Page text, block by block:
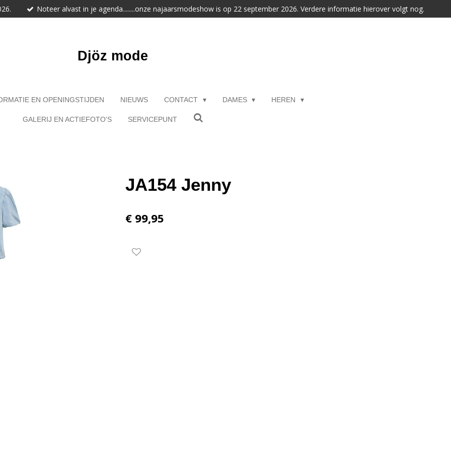
Noteer alvast in je agenda........onze najaarsmodeshow is op 22 september 2026. Verdere informatie hierover volgt nog.
Djöz mode
EN OPENINGSTIJDEN NIEUWS CONTACT DAMES HEREN
GALERIJ EN ACTIEFOTO'S SERVICEPUNT
JA154 Jenny
€ 99,95